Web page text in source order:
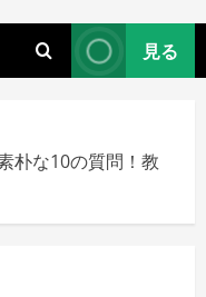
見る
朴な10の質問！教